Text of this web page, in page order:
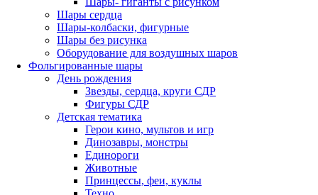
Шары сердца
Шары-колбаски, фигурные
Шары без рисунка
Оборудование для воздушных шаров
Фольгированные шары
День рождения
Звезды, сердца, круги СДР
Фигуры СДР
Детская тематика
Герои кино, мультов и игр
Динозавры, монстры
Единороги
Животные
Принцессы, феи, куклы